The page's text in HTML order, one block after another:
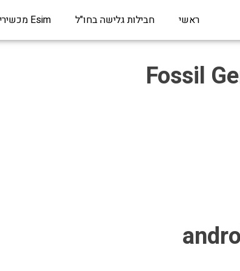
ראשי חבילות גלישה בחו"ל Esim מכשירים תומכים